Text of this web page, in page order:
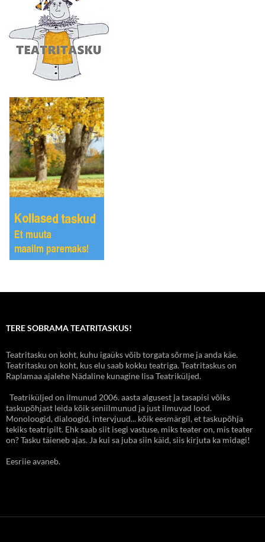
TERE SOBRAMA TEATRITASKUS!
Teatritasku on koht, kuhu igaüks võib torgata sõrme ja anda käe.
Teatritasku on koht, kus elu saab kokku teatriga. Teatritaskus on
Raplamaa ajalehe Nädaline kunagine lisa Teatriküljed.
Teatriküljed on ilmunud 2006. aasta algusest ja tasapisi võiks
taskupõhjast leida kõik seniilmunud ja just ilmuvad lood.
Monoloogid, dialoogid, intervjuud... kõik eesmärgil, et taskupõhja
tekiks teatripilt. Ehk saab siit isegi vastuse, miks teater on, mis teater
on? Tasku täieneb ajas. Ja kui sa juba siin käid, siis kirjuta ka midagi!
Eesriie avaneb.